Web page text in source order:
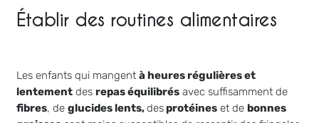
Établir des routines alimentaires
Les enfants qui mangent à heures régulières et
lentementdes repas équilibrésavec suffisamment de
fibres, de glucides lents,desprotéineset de bonnes